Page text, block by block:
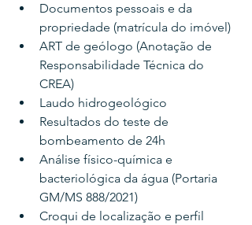
Documentos pessoais e da
propriedade (matrícula do imóvel)
ART de geólogo (Anotação de
Responsabilidade Técnica do
CREA)
Laudo hidrogeológico
Resultados do teste de
bombeamento de 24h
Análise físico-química e
bacteriológica da água (Portaria
GM/MS 888/2021)
Croqui de localização e perfil